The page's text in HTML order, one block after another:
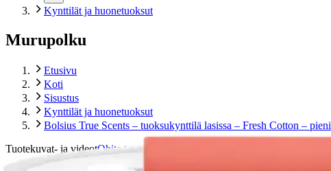
Kynttilät ja huonetuoksut
Murupolku
Etusivu
Koti
Sisustus
Kynttilät ja huonetuoksut
Bolsius True Scents – tuoksukynttilä lasissa – Fresh Cotton – pieni
Tuotekuvat- ja videotOhita tuotekuva